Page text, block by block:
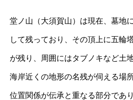
堂ノ山（大須賀山）は現在、墓地
して残っており、その頂上に五輪
が残り、周囲にはタブノキなど土
海岸近くの地形の名残が伺える場
位置関係が伝承と重なる部分であ